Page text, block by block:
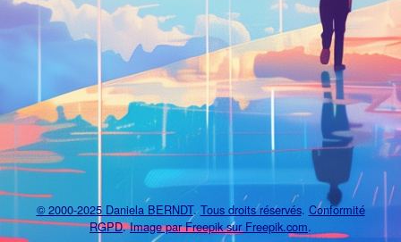
© 2000-2025 Daniela BERNDT. Tous droits réservés. Conformité
RGPD. Image par Freepik sur Freepik.com.